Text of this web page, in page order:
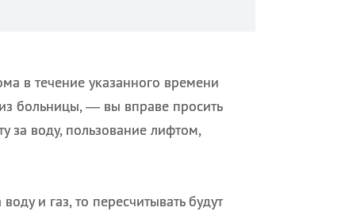
в течение указанного времени
больницы, — вы вправе просить
за воду, пользование лифтом,
и газ, то пересчитывать будут